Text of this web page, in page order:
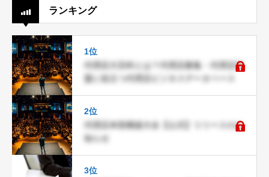
ランキング
1位
代理店大百科とは？代理店募集・代理店加
盟に役立つ代理店ビジネスデータベース
2位
代理店本部構築大全【公式】リリースのお
知らせ
3位